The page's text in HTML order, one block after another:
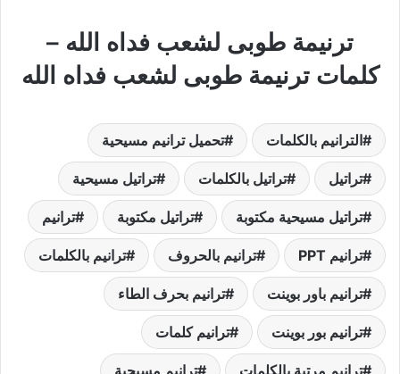
ترنيمة طوبى لشعب فداه الله –
كلمات ترنيمة طوبى لشعب فداه الله
الترانيم بالكلمات تحميل ترانيم مسيحية
تراتيل تراتيل بالكلمات تراتيل مسيحية
تراتيل مسيحية مكتوبة تراتيل مكتوبة ترانيم
ترانيم PPT ترانيم بالحروف ترانيم بالكلمات
ترانيم باور بوينت ترانيم بحرف الطاء
ترانيم بور بوينت ترانيم كلمات
ترانيم مرتبة بالكلمات ترانيم مسيحية